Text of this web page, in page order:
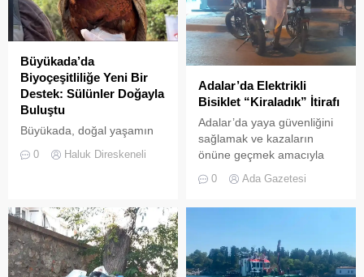
Büyükada’da
Biyoçeşitliliğe Yeni Bir
Destek: Sülünler Doğayla
Buluştu
Büyükada, doğal yaşamın
çeşitliliğin
ev sahipliği yapıyor. Tarım
ve Orman Bakanlığı Doğa
Koruma ve Milli Parklar
(DKMP) Genel Müdürlüğü
0 Haluk Direskeneli
Adalar’da Elektrikli
Bisiklet “Kiraladık” İtirafı
Adalar’da yaya güvenliğini
sağlamak ve kazaların
önüne geçmek amacıyla
getirilen “elektrikli bisiklet
kiralama yasağı” adeta hiçe
denetimlerin yetersiz
kaldığını bir kez daha gözler
0 Ada Gazetesi